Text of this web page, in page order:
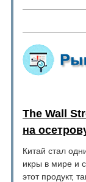
The Wall
на
Китай стал
икры в мире и
этот продукт,